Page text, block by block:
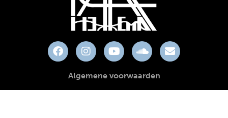
Algemene voorwaarden